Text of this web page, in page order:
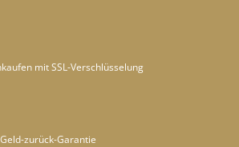
mit SSL-Verschlüsselung
zurück-Garantie